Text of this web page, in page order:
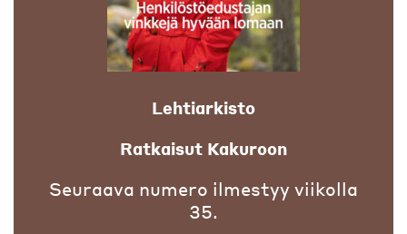
Lehtiarkisto
Ratkaisut Kakuroon
Seuraava numero ilmestyy viikolla
35.